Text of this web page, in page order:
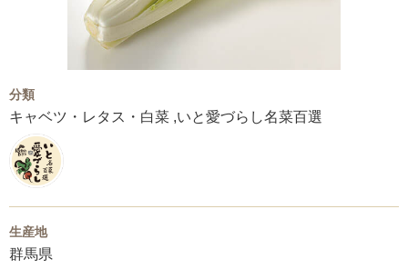
分類
キャベツ・レタス・白菜 ,いと愛づらし名菜百選
生産地
群馬県